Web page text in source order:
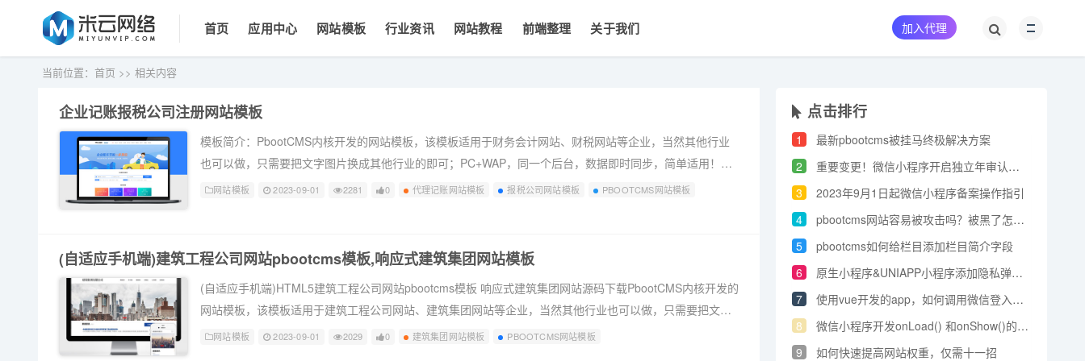
首页 应用中心 网站模板 行业资讯 网站教程 前端整理 关于我们 加入代理
当前位置： 首页 >> 相关内容
企业记账报税公司注册网站模板
模板简介：PbootCMS内核开发的网站模板，该模板适用于财务会计网站、财税网站等企业，当然其他行业
也可以做，只需要把文字图片换成其他行业的即可；PC+WAP，同一个后台，数据即时同步，简单适用！附
带测试数据！1、手工书写DIV+CSS、代码精简无冗余。2、自适应结构，全球先进技术，高端视觉体验。
网站模板 2023-09-01 2281 0 代理记账网站模板 报税公司网站模板 PBOOTCMS网站模板
(自适应手机端)建筑工程公司网站pbootcms模板,响应式建筑集团网站模板
(自适应手机端)HTML5建筑工程公司网站pbootcms模板 响应式建筑集团网站源码下载PbootCMS内核开发的
网站模板，该模板适用于建筑工程公司网站、建筑集团网站等企业，当然其他行业也可以做，只需要把文字
图片换成其他行业的即可；自适应，同一个后台，数据即时同步，简单适用！附带测试数据！ 友好的seo，
网站模板 2023-09-01 2029 0 建筑集团网站模板 PBOOTCMS网站模板
点击排行
1
最新pbootcms被挂马终极解决方案
2
重要变更！微信小程序开启独立年审认证政策！
3
2023年9月1日起微信小程序备案操作指引
4
pbootcms网站容易被攻击吗？被黑了怎么办
5
pbootcms如何给栏目添加栏目简介字段
6
原生小程序&UNIAPP小程序添加​隐私弹窗教程
7
使用vue开发的app，如何调用微信登入啊？
8
微信小程序开发onLoad() 和onShow()的区别
9
如何快速提高网站权重，仅需十一招